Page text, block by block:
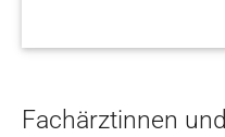
Fachärztinnen